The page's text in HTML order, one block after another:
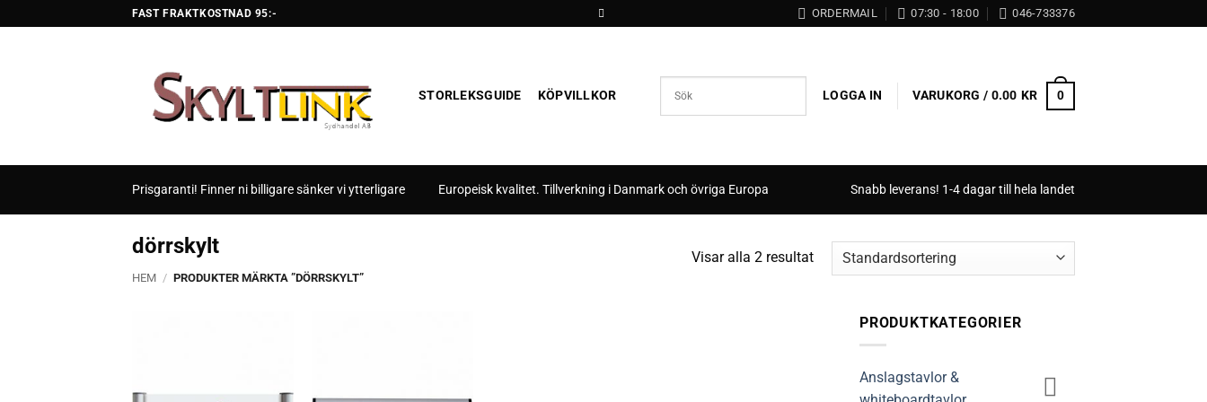
to
FAST FRAKTKOSTNAD 95:- ORDERMAIL 07:30 - 18:00 046-733376
STORLEKSGUIDE KÖPVILLKOR LOGGA IN VARUKORG / 0.00 KR 0
Prisgaranti! Finner ni billigare sänker vi ytterligare Europeisk kvalitet. Tillverkning i Danmark och övriga Europa Snabb leverans! 1-4 dagar till hela landet
dörrskylt
HEM / PRODUKTER MÄRKTA ”DÖRRSKYLT”
Visar alla 2 resultat
PRODUKTKATEGORIER
Anslagstavlor &